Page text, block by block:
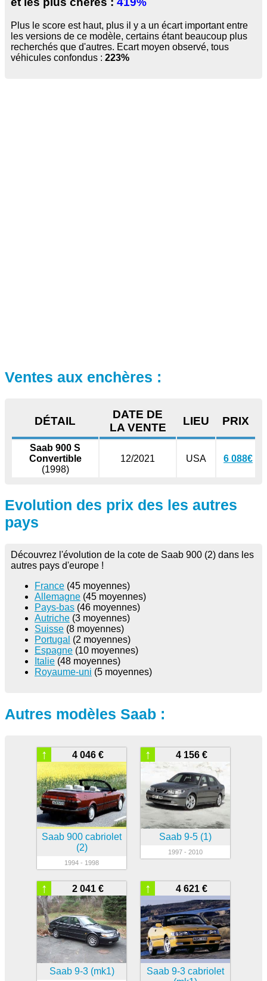
Plus le score est haut, plus il y a un écart important entre
les versions de ce modèle, certains étant beaucoup plus
recherchés que d'autres. Ecart moyen observé, tous
véhicules confondus : 223%
Ventes aux enchères :
DÉTAIL
DATE DE
LA VENTE
LIEU PRIX
Saab 900 S
Convertible
(1998)
12/2021 USA 6 088€
Evolution des prix des les autres
pays
Découvrez l'évolution de la cote de Saab 900 (2) dans les
autres pays d'europe !
France (45 moyennes)
Allemagne (45 moyennes)
Pays-bas (46 moyennes)
Autriche (3 moyennes)
Suisse (8 moyennes)
Portugal (2 moyennes)
Espagne (10 moyennes)
Italie (48 moyennes)
Royaume-uni (5 moyennes)
Autres modèles Saab :
4 046 €
↑
Saab 900 cabriolet
(2)
1994 - 1998
4 156 €
↑
Saab 9-5 (1)
1997 - 2010
2 041 €
↑
Saab 9-3 (mk1)
4 621 €
↑
Saab 9-3 cabriolet